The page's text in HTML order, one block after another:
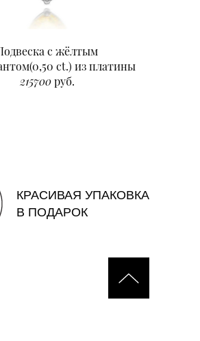
с жёлтым
ct.) из платины
215700руб.
КРАСИВАЯ УПАКОВКА
В ПОДАРОК